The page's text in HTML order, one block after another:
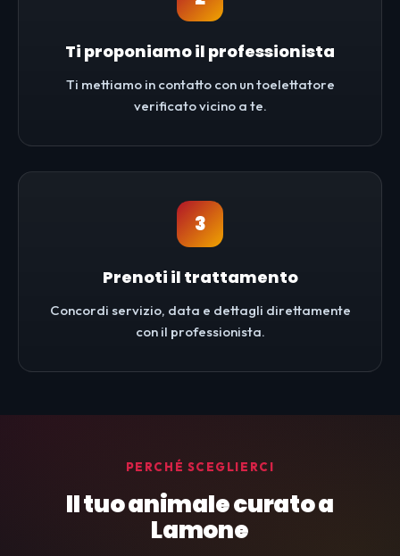
Ti proponiamo il professionista
Ti mettiamo in contatto con un toelettatore
verificato vicino a te.
3
Prenoti il trattamento
Concordi servizio, data e dettagli direttamente
con il professionista.
PERCHÉ SCEGLIERCI
Il tuo animale curato a
Lamone